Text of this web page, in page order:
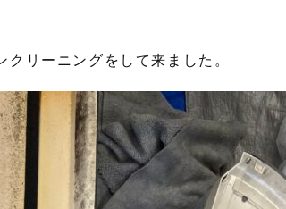
リーニングをして来ました。